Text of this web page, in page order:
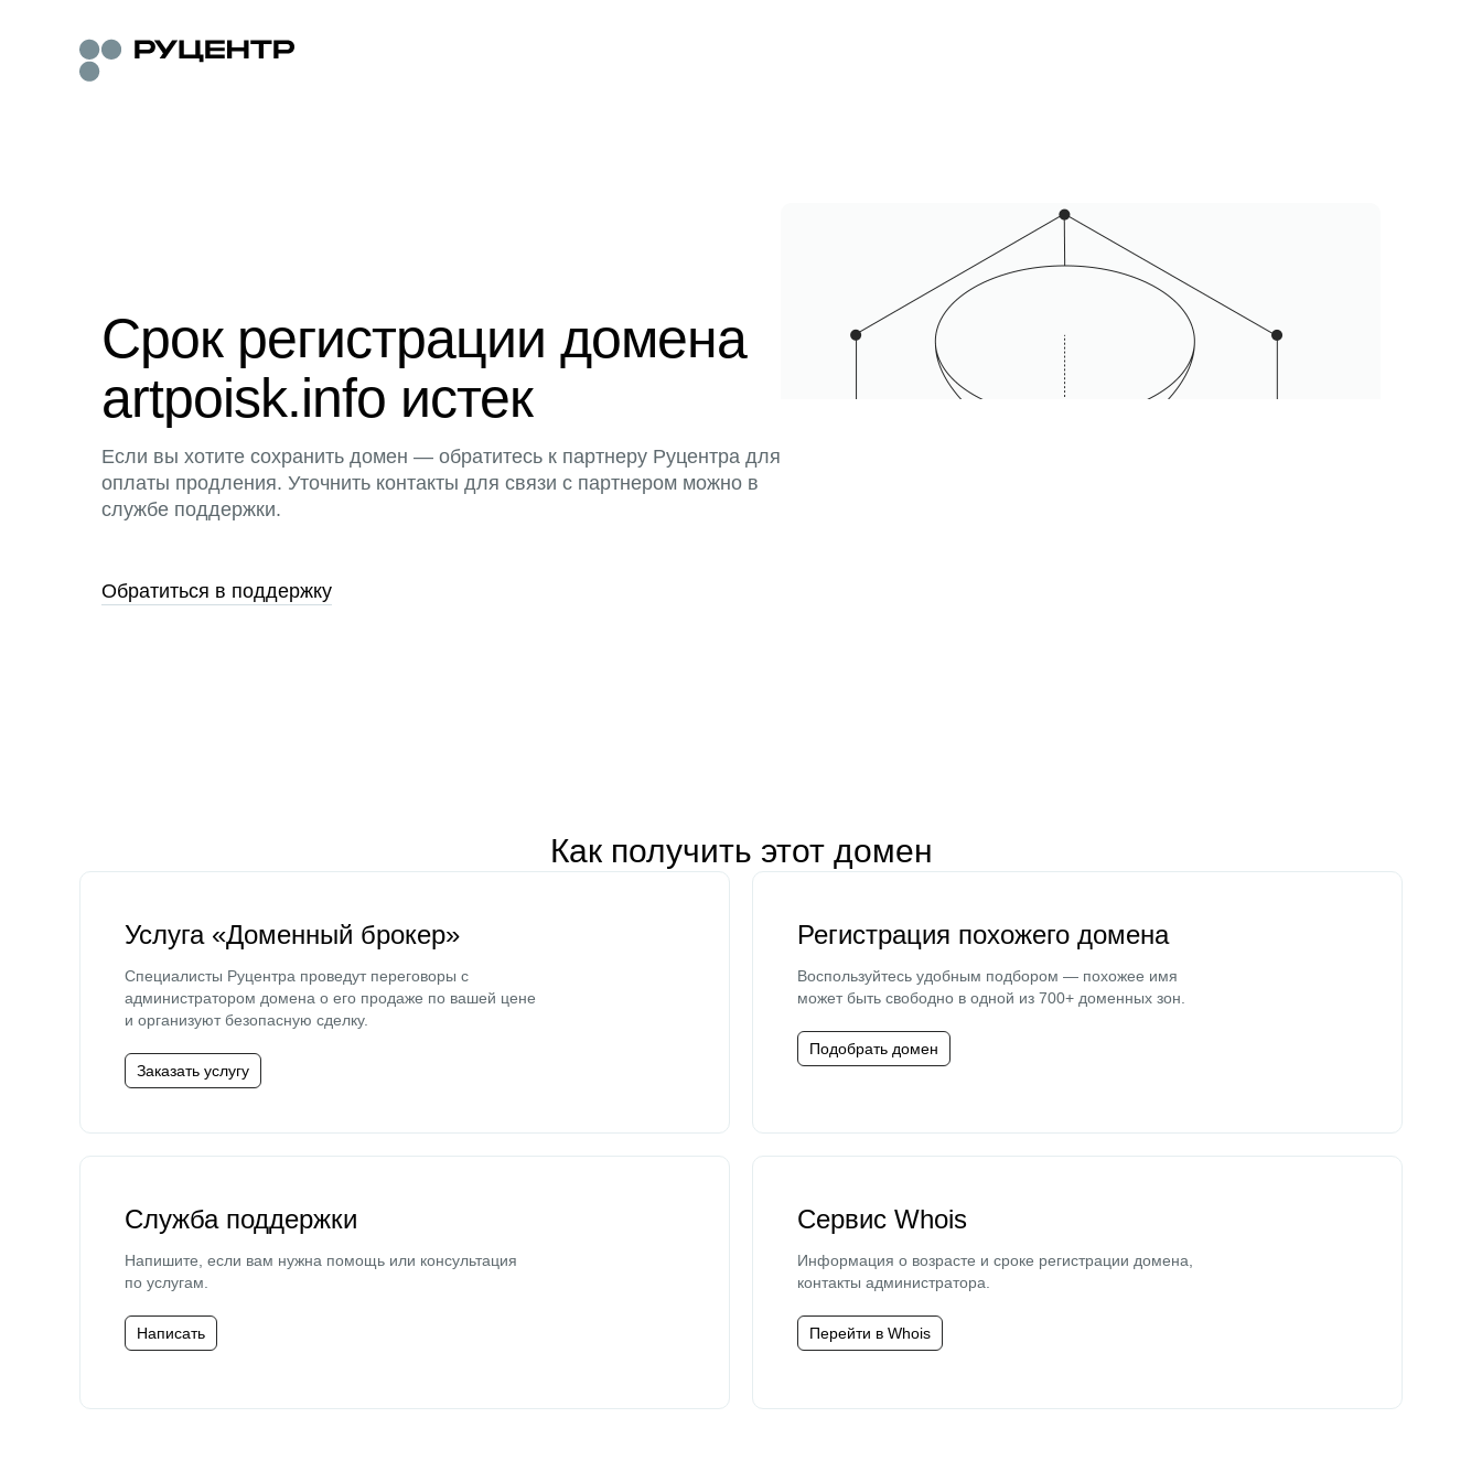
Срок регистрации домена
artpoisk.info истек
Если вы хотите сохранить домен — обратитесь к партнеру Руцентра для
оплаты продления. Уточнить контакты для связи с партнером можно в
службе поддержки.
Обратиться в поддержку
Как получить этот домен
Услуга «Доменный брокер»
Специалисты Руцентра проведут переговоры с
администратором домена о его продаже по вашей цене
и организуют безопасную сделку.
Заказать услугу
Регистрация похожего домена
Воспользуйтесь удобным подбором — похожее имя
может быть свободно в одной из 700+ доменных зон.
Подобрать домен
Служба поддержки
Напишите, если вам нужна помощь или консультация
по услугам.
Написать
Сервис Whois
Информация о возрасте и сроке регистрации домена,
контакты администратора.
Перейти в Whois